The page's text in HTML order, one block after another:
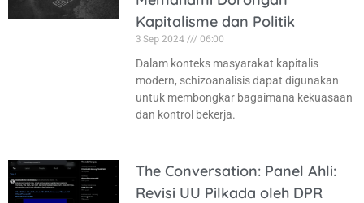
Kapitalisme dan Politik
3 Sep 2024
06:00
Dalam konteks masyarakat kapitalis
modern, schizoanalisis dapat digunakan
untuk membongkar bagaimana kekuasaan
dan kontrol bekerja.
The Conversation: Panel Ahli:
Revisi UU Pilkada oleh DPR